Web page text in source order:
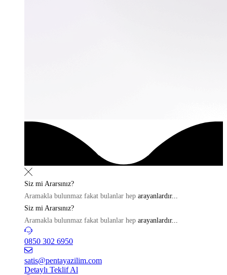
Siz mi Ararsınız?
Aramakla bulunmaz fakat bulanlar hep arayanlardır...
Siz mi Ararsınız?
Aramakla bulunmaz fakat bulanlar hep arayanlardır...
0850 302 6950
satis@pentayazilim.com
Detaylı Teklif Al